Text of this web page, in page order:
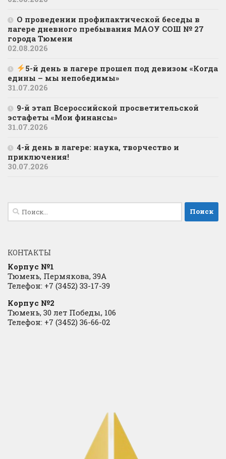
О проведении профилактической беседы в
лагере дневного пребывания МАОУ СОШ № 27
города Тюмени
02.08.2026
5-й день в лагере прошел под девизом «Когда
едины – мы непобедимы»
31.07.2026
9-й этап Всероссийской просветительской
эстафеты «Мои финансы»
31.07.2026
4-й день в лагере: наука, творчество и
приключения!
30.07.2026
Найти:
КОНТАКТЫ
Корпус №1
Тюмень, Пермякова, 39А
Телефон: +7 (3452) 33-17-39
Корпус №2
Тюмень, 30 лет Победы, 106
Телефон: +7 (3452) 36-66-02